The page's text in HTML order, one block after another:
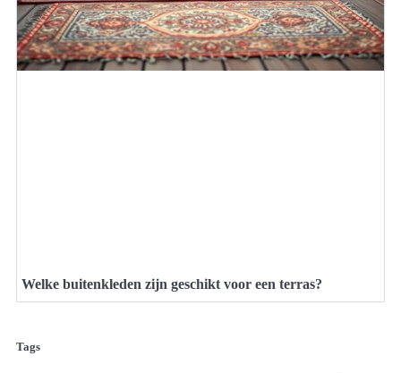
Welke buitenkleden zijn geschikt voor een terras?
Tags